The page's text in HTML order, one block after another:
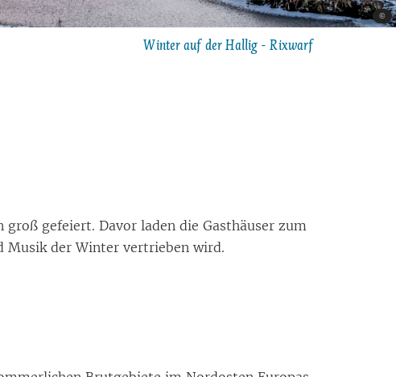
©
Winter auf der Hallig - Rixwarf
ge­fei­ert. Da­vor la­den die Gast­häu­ser zum
Mu­sik der Win­ter ver­trie­ben wird.